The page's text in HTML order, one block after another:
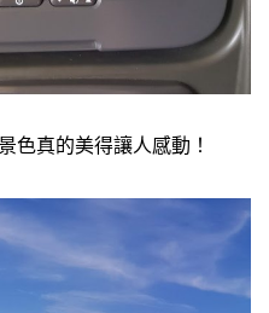
色真的美得讓人感動！